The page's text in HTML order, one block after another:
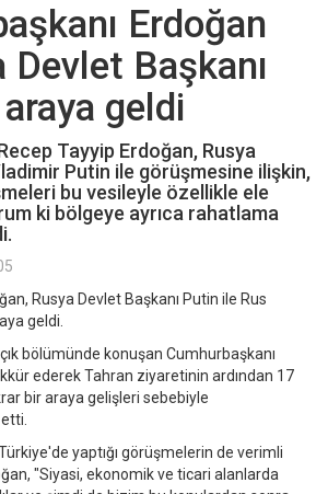
Erdoğan
Devlet Başkanı
geldi
Tayyip Erdoğan, Rusya
Putin ile görüşmesine ilişkin,
bu vesileyle özellikle ele
ki bölgeye ayrıca rahatlama
Rusya Devlet Başkanı Putin ile Rus
geldi.
bölümünde konuşan Cumhurbaşkanı
ederek Tahran ziyaretinin ardından 17
bir araya gelişleri sebebiyle
yaptığı görüşmelerin de verimli
"Siyasi, ekonomik ve ticari alanlarda